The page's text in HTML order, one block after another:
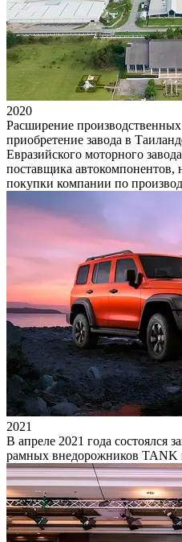
2020
Расширение
приобретение завода в
Евразийского моторного
поставщика
покупки компании по
2021
В апреле 2021 года состоялся
рамных внедорожников TANK